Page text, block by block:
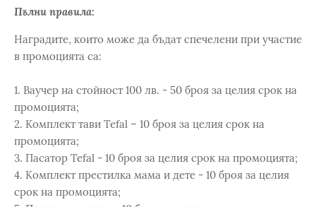
Пълни правила:
Наградите, които може да бъдат спечелени при участие
в промоцията са:
1. Ваучер на стойност 100 лв. - 50 броя за целия срок на
промоцията;
2. Комплект тави Tefal – 10 броя за целия срок на
промоцията;
3. Пасатор Tefal - 10 броя за целия срок на промоцията;
4. Комплект престилка мама и дете - 10 броя за целия
срок на промоцията;